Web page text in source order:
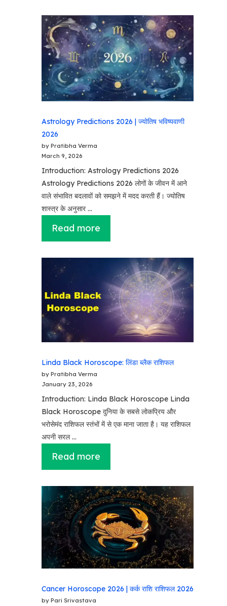
Astrology Predictions 2026 | ज्योतिष भविष्यवाणी
2026
by Pratibha Verma
March 9, 2026
Introduction: Astrology Predictions 2026
Astrology Predictions 2026 लोगों के जीवन में आने
वाले संभावित बदलावों को समझने में मदद करती हैं। ज्योतिष
शास्त्र के अनुसार …
Read more
Linda Black Horoscope: लिंडा ब्लैक राशिफल
by Pratibha Verma
January 23, 2026
Introduction: Linda Black Horoscope Linda
Black Horoscope दुनिया के सबसे लोकप्रिय और
भरोसेमंद राशिफल स्तंभों में से एक माना जाता है। यह राशिफल
अपनी सरल …
Read more
Cancer Horoscope 2026 | कर्क राशि राशिफल 2026
by Pari Srivastava